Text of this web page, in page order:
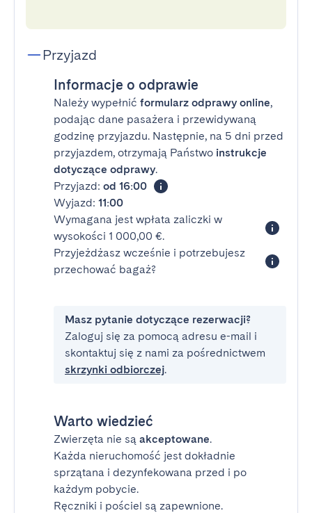
Przyjazd
Informacje o odprawie
Należy wypełnić formularz odprawy online,
podając dane pasażera i przewidywaną
godzinę przyjazdu. Następnie, na 5 dni przed
przyjazdem, otrzymają Państwo instrukcje
dotyczące odprawy.
Przyjazd: od 16:00
Wyjazd: 11:00
Wymagana jest wpłata zaliczki w
wysokości 1 000,00 €.
Przyjeżdżasz wcześnie i potrzebujesz
przechować bagaż?
Masz pytanie dotyczące rezerwacji?
Zaloguj się za pomocą adresu e-mail i
skontaktuj się z nami za pośrednictwem
skrzynki odbiorczej.
Warto wiedzieć
Zwierzęta nie są akceptowane.
Każda nieruchomość jest dokładnie
sprzątana i dezynfekowana przed i po
każdym pobycie.
Ręczniki i pościel są zapewnione.